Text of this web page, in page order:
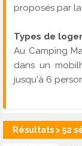
proposés par
Types de
Au Camping
dans un
jusqu'à 6
Résultats > 52